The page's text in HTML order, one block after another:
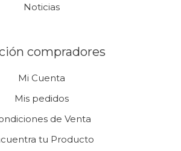
Noticias
compradores
Mi Cuenta
Mis pedidos
de Venta
tu Producto